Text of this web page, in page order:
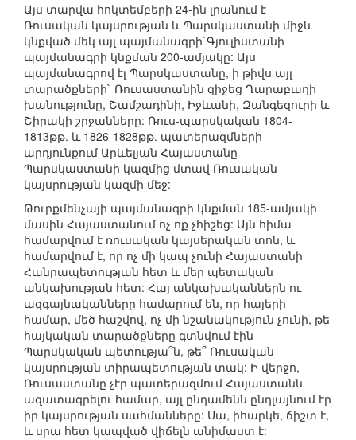
Այս տարվա հոկտեմբերի 24-ին լրանում է
Ռուսական կայսրության և Պարսկաստանի միջև
կնքված մեկ այլ պայմանագրի`Գյուլիստանի
պայմանագրի կնքման 200-ամյակը: Այս
պայմանագրով էլ Պարսկաստանը, ի թիվս այլ
տարածքների` Ռուսաստանին զիջեց Ղարաբաղի
խանությունը, Շամշադինի, Իջևանի, Զանգեզուրի և
Շիրակի շրջանները: Ռուս-պարսկական 1804-
1813թթ. և 1826-1828թթ. պատերազմների
արդյունքում Արևելյան Հայաստանը
Պարսկաստանի կազմից մտավ Ռուսական
կայսրության կազմի մեջ:
Թուրքմենչայի պայմանագրի կնքման 185-ամյակի
մասին Հայաստանում ոչ ոք չհիշեց: Այն հիմա
համարվում է ռուսական կայսերական տոն, և
համարվում է, որ ոչ մի կապ չունի Հայաստանի
Հանրապետության հետ և մեր պետական
անկախության հետ: Հայ անկախականներն ու
ազգայնականները համարում են, որ հայերի
համար, մեծ հաշվով, ոչ մի նշանակություն չունի, թե
հայկական տարածքները գտնվում էին
Պարսկական պետությա՞ն, թե՞ Ռուսական
կայսրության տիրապետության տակ: Ի վերջո,
Ռուսաստանը չէր պատերազմում Հայաստանն
ազատագրելու համար, այլ ընդամենն ընդլայնում էր
իր կայսրության սահմանները: Սա, իհարկե, ճիշտ է,
և սրա հետ կապված վիճելն անիմաստ է: